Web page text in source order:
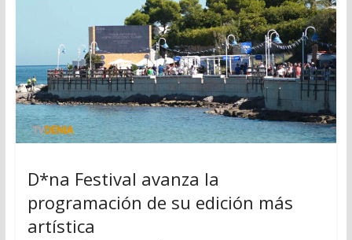
D*na Festival avanza la
programación de su edición más
artística